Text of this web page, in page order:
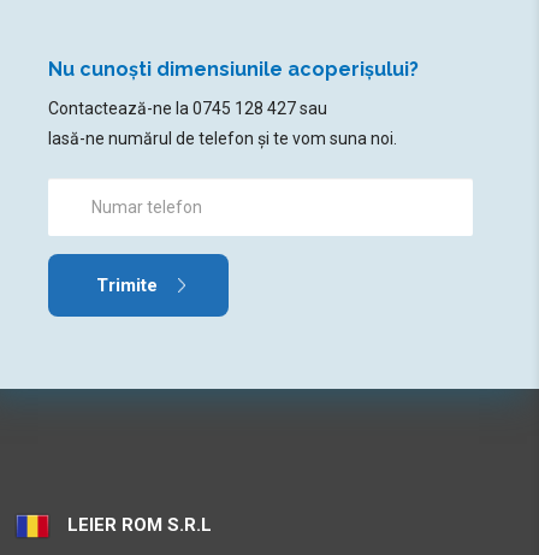
Nu cunoști dimensiunile acoperișului?
Contactează-ne la0745 128 427sau
lasă-ne numărul de telefon și te vom suna noi.
LEIER ROM S.R.L